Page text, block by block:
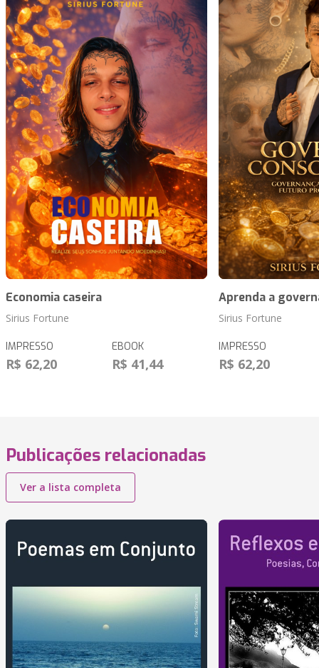
Economia caseira
Sirius Fortune
IMPRESSO
R$ 62,20
EBOOK
R$ 41,44
Aprenda a
Sirius Fortune
IMPRESSO
R$ 62,20
Publicações relacionadas
Ver a lista completa